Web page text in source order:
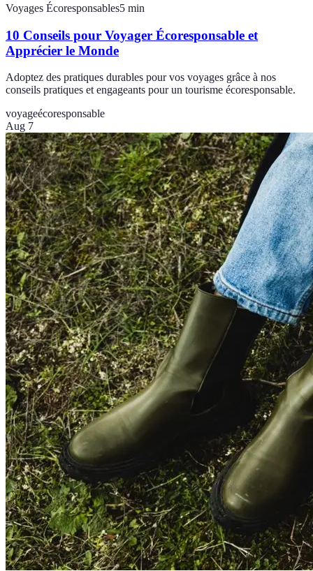
Voyages Écoresponsables5 min
10 Conseils pour Voyager Écoresponsable et
Apprécier le Monde
Adoptez des pratiques durables pour vos voyages grâce à nos
conseils pratiques et engageants pour un tourisme écoresponsable.
voyageécoresponsable
Aug 7